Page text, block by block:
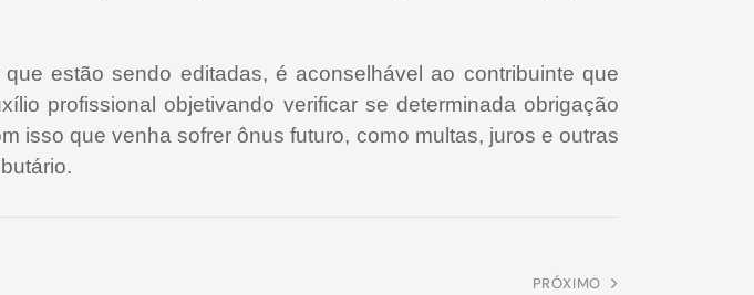
estão sendo editadas, é aconselhável ao contribuinte que
profissional objetivando verificar se determinada obrigação
isso que venha sofrer ônus futuro, como multas, juros e outras
PRÓXIMO